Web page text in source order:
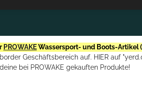
PROWAKEWassersport- und Boots-Artikel (
Geschäftsbereich auf. HIER auf
deine bei PROWAKE gekauften Produkte!